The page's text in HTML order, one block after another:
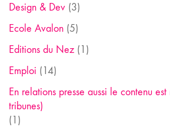
Design & Dev (3)
Ecole Avalon (5)
Editions du Nez (1)
Emploi (14)
En relations presse aussi le contenu
tribunes)
(1)